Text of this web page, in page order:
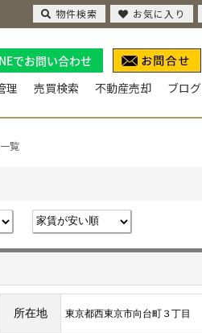
でお問い合わせ
理 売買検索 不動産売却 ブログ
覧
所在地 東京都西東京市向台町３丁目
物件検索 お気に入り